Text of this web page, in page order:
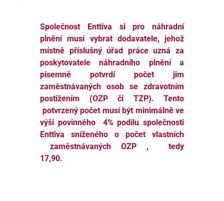
Společnost Enttiva si pro náhradní
plnění musí vybrat dodavatele, jehož
místně příslušný úřad práce uzná za
poskytovatele náhradního plnění a
písemně potvrdí počet jim
zaměstnávaných osob se zdravotním
postižením (OZP či TZP). Tento
potvrzený počet musí být minimálně ve
výši povinného 4% podílu společnosti
Enttiva sníženého o počet vlastních
zaměstnávaných OZP , tedy
17,90.